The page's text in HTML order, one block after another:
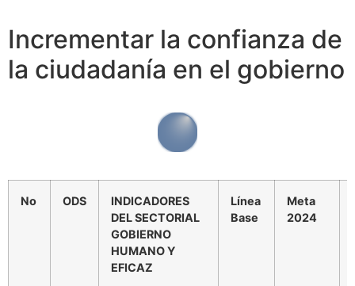
Incrementar la confianza de
la ciudadanía en el gobierno
No ODS
INDICADORES
DEL SECTORIAL
GOBIERNO
HUMANO Y
EFICAZ
Línea
Base
Meta
2024